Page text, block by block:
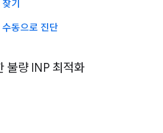
기
동으로 진단
불량 INP 최적화